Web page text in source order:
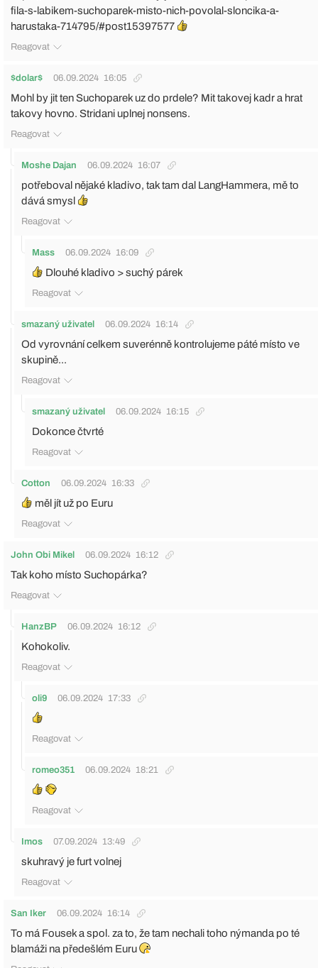
fila-s-labikem-suchoparek-misto-nich-povolal-sloncika-a-
harustaka-714795/#post15397577
Reagovat
$dolar$ 06.09.2024 16:05
Mohl by jit ten Suchoparek uz do prdele? Mit takovej kadr a hrat
takovy hovno. Stridani uplnej nonsens.
Reagovat
Moshe Dajan 06.09.2024 16:07
potřeboval nějaké kladivo, tak tam dal LangHammera, mě to
dává smysl
Reagovat
Mass 06.09.2024 16:09
Dlouhé kladivo > suchý párek
Reagovat
smazaný uživatel 06.09.2024 16:14
Od vyrovnání celkem suverénně kontrolujeme páté místo ve
skupině...
Reagovat
smazaný uživatel 06.09.2024 16:15
Dokonce čtvrté
Reagovat
Cotton 06.09.2024 16:33
měl jít už po Euru
Reagovat
John Obi Mikel 06.09.2024 16:12
Tak koho místo Suchopárka?
Reagovat
HanzBP 06.09.2024 16:12
Kohokoliv.
Reagovat
oli9 06.09.2024 17:33
Reagovat
romeo351 06.09.2024 18:21
Reagovat
Imos 07.09.2024 13:49
skuhravý je furt volnej
Reagovat
San Iker 06.09.2024 16:14
To má Fousek a spol. za to, že tam nechali toho nýmanda po té
blamáži na předešlém Euru